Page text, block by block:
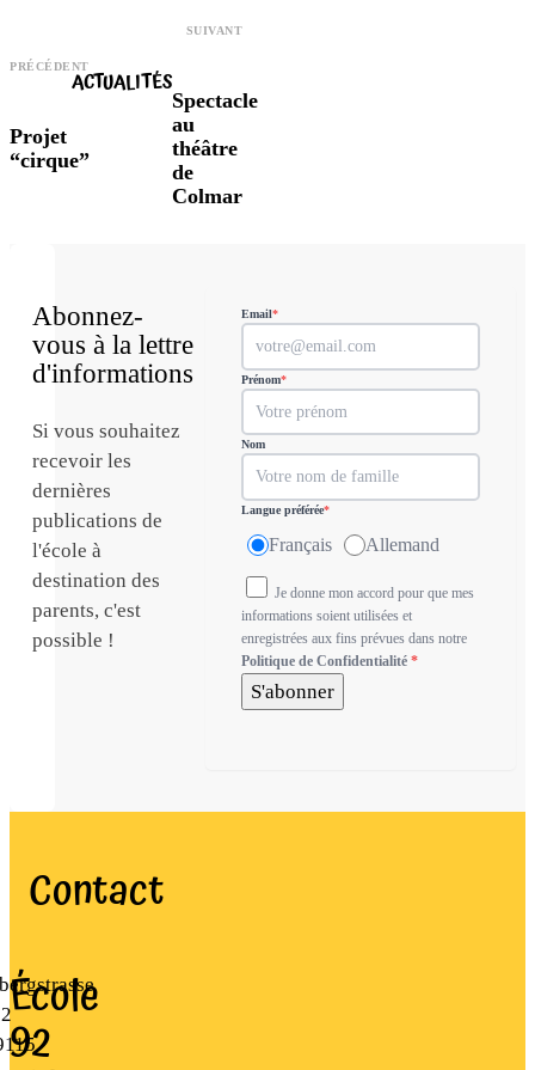
PRÉCÉDENT
Projet
“cirque”
ACTUALITÉS
SUIVANT
Spectacle
au
théâtre
de
Colmar
Abonnez-
vous à la lettre
d'informations
Si vous souhaitez
recevoir les
dernières
publications de
l'école à
destination des
parents, c'est
possible !
Email*
Prénom*
Nom
Langue préférée*
Français Allemand
Je donne mon accord pour que mes
informations soient utilisées et
enregistrées aux fins prévues dans notre
Politique de Confidentialité *
S'abonner
École
92
Contact